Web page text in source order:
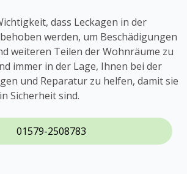
dass Leckagen in der
werden, um Beschädigungen
weiteren Teilen der Wohnräume zu
immer in der Lage, Ihnen bei der
und Reparatur zu helfen, damit sie
Sicherheit sind.
01579-2508783